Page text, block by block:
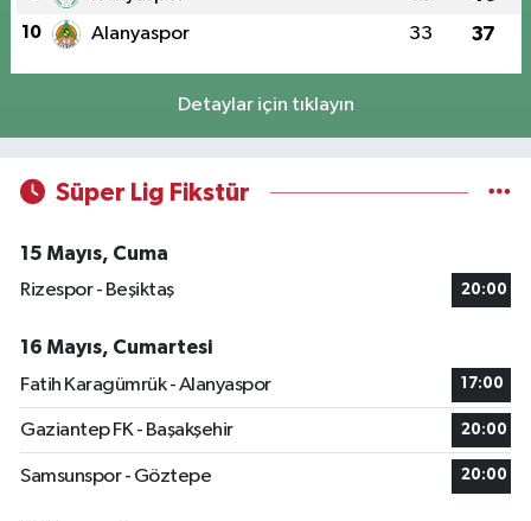
10 Alanyaspor 33 37
Detaylar için tıklayın
Süper Lig Fikstür
15 Mayıs, Cuma
Rizespor - Beşiktaş
20:00
16 Mayıs, Cumartesi
Fatih Karagümrük - Alanyaspor
17:00
Gaziantep FK - Başakşehir 20:00
Samsunspor - Göztepe 20:00